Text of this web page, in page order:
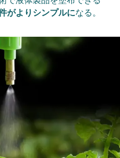
がよりシンプルになる。